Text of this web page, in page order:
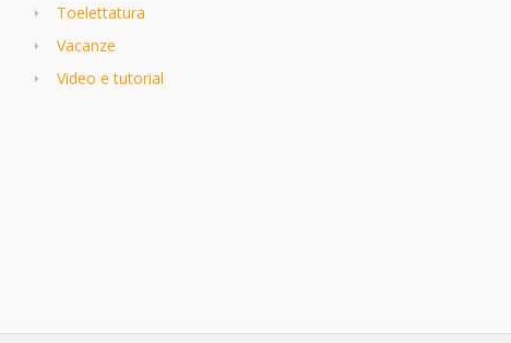
Toelettatura
Vacanze
Video e tutorial